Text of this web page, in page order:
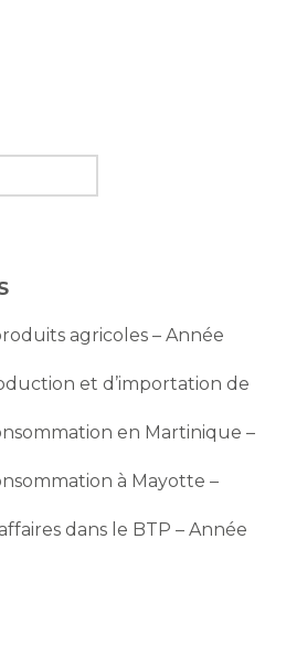
agricoles – Année
et d’importation de
en Martinique –
à Mayotte –
dans le BTP – Année